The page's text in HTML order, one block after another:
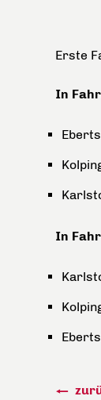
Erste
In
In